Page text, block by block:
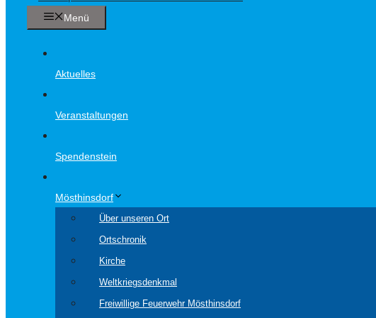
Menü
Aktuelles
Veranstaltungen
Spendenstein
Mösthinsdorf
Über unseren Ort
Ortschronik
Kirche
Weltkriegsdenkmal
Freiwillige Feuerwehr Mösthinsdorf